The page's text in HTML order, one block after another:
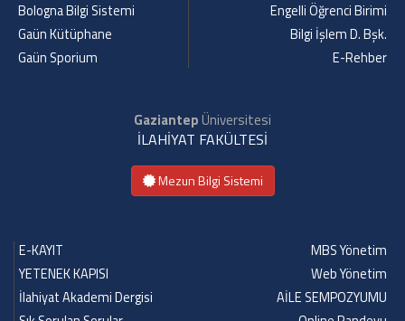
Bologna Bilgi Sistemi
Gaün Kütüphane
Gaün Sporium
Engelli Öğrenci Birimi
Bilgi İşlem D. Bşk.
E-Rehber
GaziantepÜniversitesi
İLAHİYAT FAKÜLTESİ
Mezun Bilgi Sistemi
E-KAYIT
YETENEK KAPISI
İlahiyat Akademi Dergisi
MBS Yönetim
Web Yönetim
AİLE SEMPOZYUMU